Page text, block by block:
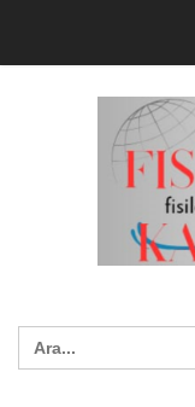
Search
for: